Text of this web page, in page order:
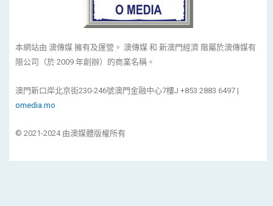
本網站由 澳傳媒 擁有及運營。 澳傳媒 和 新澳門經濟 階屬於澳傳媒有
限公司（於 2009 年創辦）的商業名稱。
澳門新口岸北京街230-246號澳門金融中心7樓J +853 2883 6497 |
omedia.mo
© 2021-2024 由澳媒體版權所有